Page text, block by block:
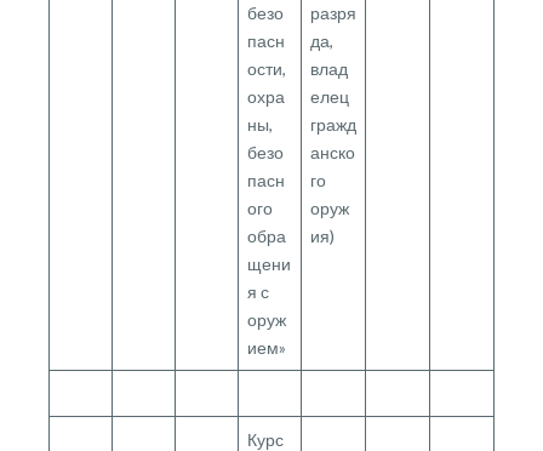
безо
пасн
ости,
охра
ны,
безо
пасн
ого
обра
щени
я с
оруж
ием»
разря
да,
влад
елец
гражд
анско
го
оруж
ия)
Курс